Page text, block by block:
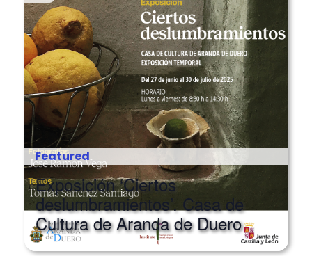
Featured
Exposición ‘Ciertos
deslumbramientos’. Casa de
Cultura de Aranda de Duero